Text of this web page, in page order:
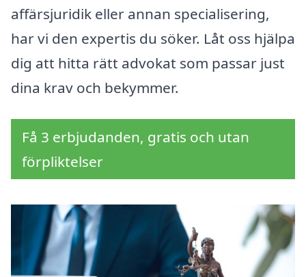
affärsjuridik eller annan specialisering,
har vi den expertis du söker. Låt oss hjälpa
dig att hitta rätt advokat som passar just
dina krav och bekymmer.
Få 3 erbjudanden, gratis och utan
förpliktelser